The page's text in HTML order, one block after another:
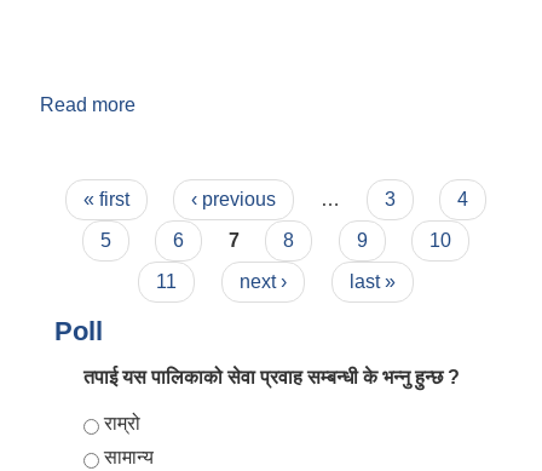
Read more
Pages
« first ‹ previous … 3
4
5
6 7 8 9
10
11
next › last »
Poll
तपाई यस पालिकाको सेवा प्रवाह सम्बन्धी के भन्नु हुन्छ ?
Choices
राम्रो
सामान्य